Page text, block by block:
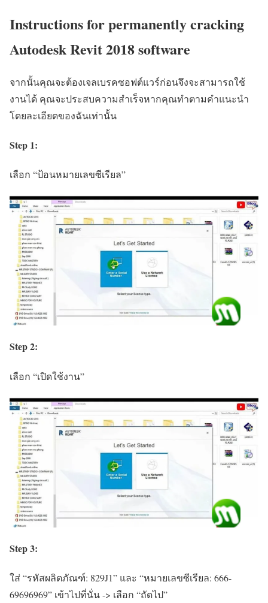
Instructions for permanently cracking
Autodesk Revit 2018 software
จากนั้นคุณจะต้องเจลเบรคซอฟต์แวร์ก่อนจึงจะสามารถใช้
งานได้ คุณจะประสบความสำเร็จหากคุณทำตามคำแนะนำ
โดยละเอียดของฉันเท่านั้น
Step 1:
เลือก “ป้อนหมายเลขซีเรียล”
Step 2:
เลือก “เปิดใช้งาน”
Step 3:
ใส่ “รหัสผลิตภัณฑ์: 829J1” และ “หมายเลขซีเรียล: 666-
69696969” เข้าไปที่นั่น -> เลือก “ถัดไป”